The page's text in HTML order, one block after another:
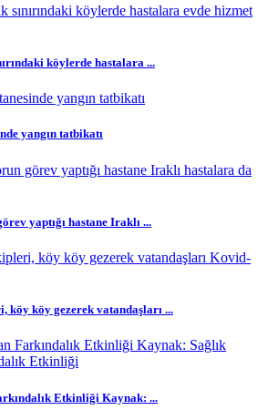
köylerde hastalara ...
yangın tatbikatı
yaptığı hastane Iraklı ...
köy köy gezerek vatandaşları ...
Etkinliği Kaynak: ...